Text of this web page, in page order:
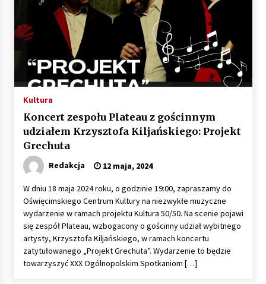
zawodowe i szanse na karierę
8 grudnia, 2025
Praca na kolei – zawody, zarobki, ścieżka
kariery
2 grudnia, 2025
prace w ramach programu „Czyste Powietrze”
7 listopada, 2025
Polskę niepodległości
Zabytkowa grobla w Bieruniu – atrakcja w
okolicach Oświęcimia
24 października, 2025
Opiekun osoby starszej — realia zatrudnienia,
Kultura
Koncert zespołu Plateau z gościnnym
udziałem Krzysztofa Kiljańskiego: Projekt
Grechuta
Redakcja 12 maja, 2024
W dniu 18 maja 2024 roku, o godzinie 19:00, zapraszamy do
Oświęcimskiego Centrum Kultury na niezwykłe muzyczne
wydarzenie w ramach projektu Kultura 50/50. Na scenie pojawi
się zespół Plateau, wzbogacony o gościnny udział wybitnego
artysty, Krzysztofa Kiljańskiego, w ramach koncertu
zatytułowanego „Projekt Grechuta”. Wydarzenie to będzie
towarzyszyć XXX Ogólnopolskim Spotkaniom […]